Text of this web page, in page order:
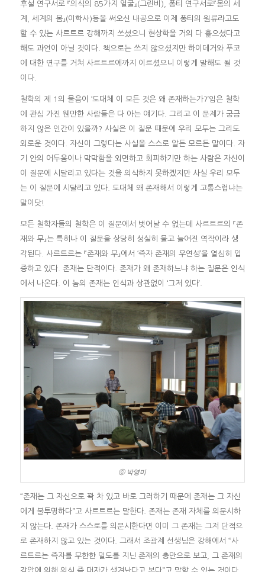
후설 연구서로 『의식의 85가지 얼굴』(그린비), 퐁티 연구서로『몸의 세
계, 세계의 몸』(이학사)등을 써오신 내공으로 이제 퐁티의 원류라고도
할 수 있는 사르트르 강해까지 쓰셨으니 현상학을 거의 다 훑으셨다고
해도 과언이 아닐 것이다. 책으로는 쓰지 않으셨지만 하이데거와 푸코
에 대한 연구를 거쳐 사르트르에까지 이르셨으니 이렇게 말해도 될 것
이다.
철학의 제 1의 물음이 ‘도대체 이 모든 것은 왜 존재하는가?’임은 철학
에 관심 가진 웬만한 사람들은 다 아는 얘기다. 그리고 이 문제가 궁금
하지 않은 인간이 있을까? 사실은 이 질문 때문에 우리 모두는 그리도
외로운 것이다. 자신이 그렇다는 사실을 스스로 알든 모르든 말이다. 자
기 안의 어두움이나 막막함을 외면하고 회피하기만 하는 사람은 자신이
이 질문에 시달리고 있다는 것을 의식하지 못하겠지만 사실 우리 모두
는 이 질문에 시달리고 있다. 도대체 왜 존재해서 이렇게 고통스럽냐는
말이닷!
모든 철학자들의 철학은 이 질문에서 벗어날 수 없는데 사르트르의 『존
재와 무』는 특히나 이 질문을 상당히 성실히 물고 늘어진 역작이라 생
각된다. 사르트르는 『존재와 무』에서 ‘즉자 존재의 우연성’을 열심히 입
증하고 있다. 존재는 단적이다. 존재가 왜 존재하느냐 하는 질문은 인식
에서 나온다. 이 놈의 존재는 인식과 상관없이 ‘그저 있다’.
ⓒ 박영미
“존재는 그 자신으로 꽉 차 있고 바로 그러하기 때문에 존재는 그 자신
에게 불투명하다”고 사르트르는 말한다. 존재는 존재 자체를 의문시하
지 않는다. 존재가 스스로를 의문시한다면 이미 그 존재는 그저 단적으
로 존재하지 않고 있는 것이다. 그래서 조광제 선생님은 강해에서 “사
르트르는 즉자를 무한한 밀도를 지닌 존재의 충만으로 보고, 그 존재의